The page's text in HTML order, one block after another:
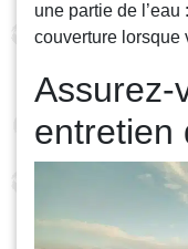
une partie de l’eau
couverture lorsque
Assurez-
entretien